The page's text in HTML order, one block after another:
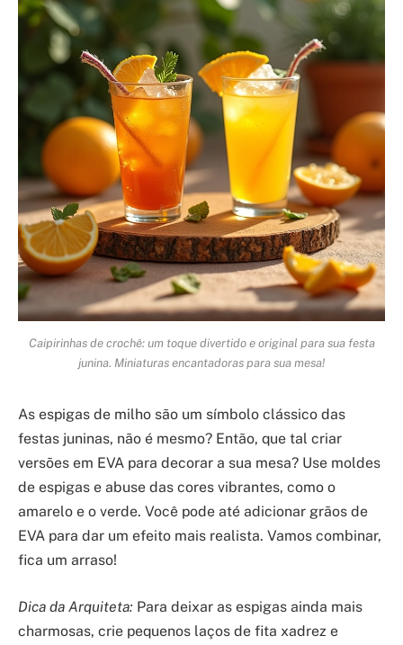
Caipirinhas de crochê: um toque divertido e original para sua festa
junina. Miniaturas encantadoras para sua mesa!
As espigas de milho são um símbolo clássico das
festas juninas, não é mesmo? Então, que tal criar
versões em EVA para decorar a sua mesa? Use moldes
de espigas e abuse das cores vibrantes, como o
amarelo e o verde. Você pode até adicionar grãos de
EVA para dar um efeito mais realista. Vamos combinar,
fica um arraso!
Dica da Arquiteta: Para deixar as espigas ainda mais
charmosas, crie pequenos laços de fita xadrez e